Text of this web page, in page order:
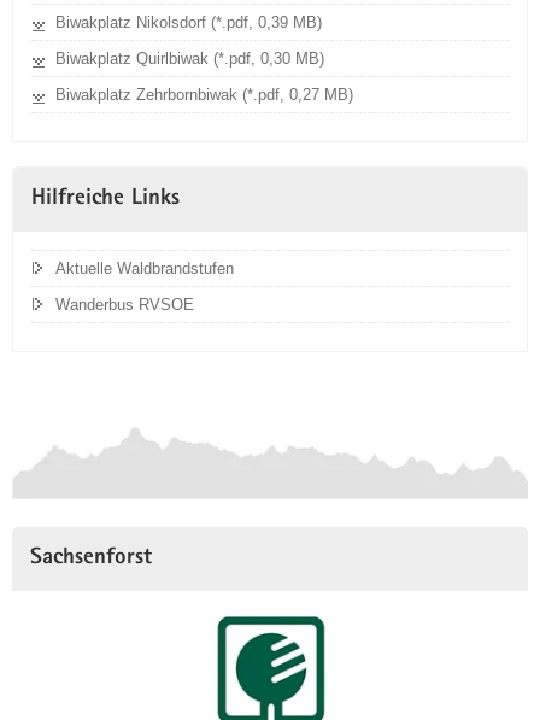
Biwakplatz Nikolsdorf (*.pdf, 0,39 MB)
Biwakplatz Quirlbiwak (*.pdf, 0,30 MB)
Biwakplatz Zehrbornbiwak (*.pdf, 0,27 MB)
Hilfreiche Links
Aktuelle Waldbrandstufen
Wanderbus RVSOE
Sachsenforst